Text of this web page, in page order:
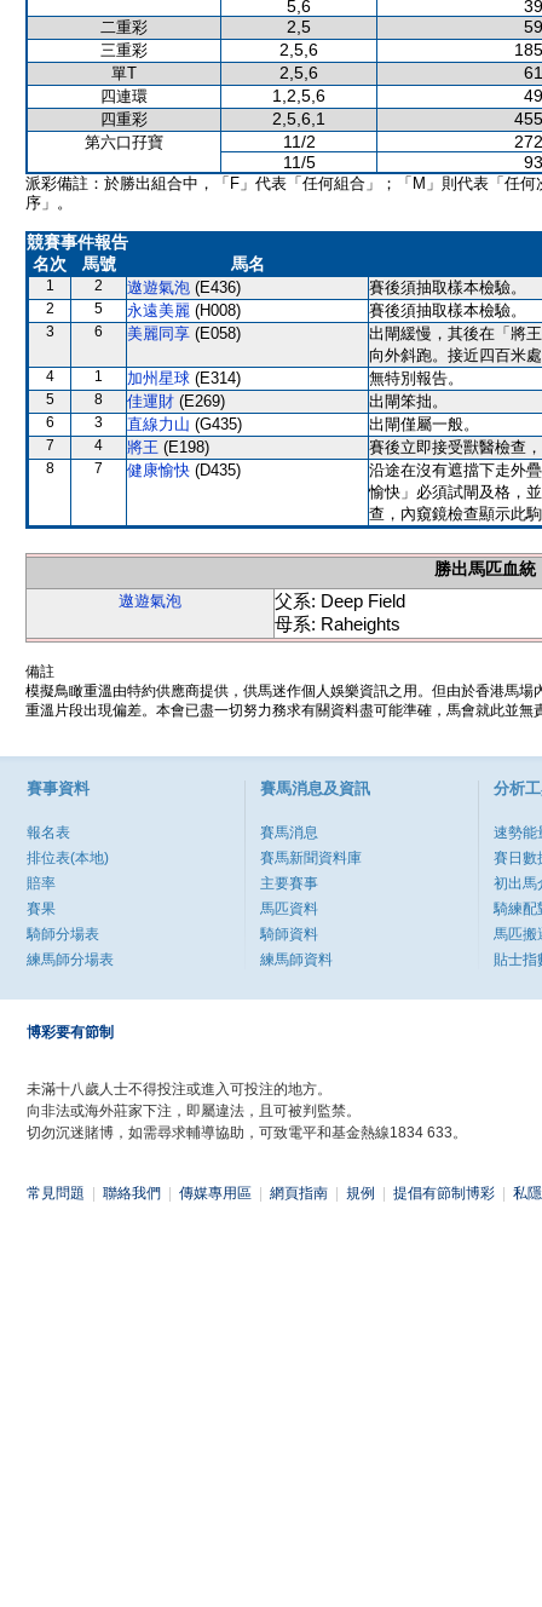
5,6
二重彩 2,5
三重彩 2,5,6
單T 2,5,6
四連環 1,2,5,6
四重彩 2,5,6,1
第六口孖寶 11/2
11/5
派彩備註：於勝出組合中，「F」代表「任何組合」；「M」則代表「任何
序」。
競賽事件報告
名次
馬號 馬名
1 2 遨遊氣泡 (E436) 賽後須抽取樣本檢驗。
2 5 永遠美麗 (H008) 賽後須抽取樣本檢驗。
3 6 美麗同享 (E058)
出閘緩慢，其後在「將
向外斜跑。接近四百米
4 1 加州星球 (E314) 無特別報告。
5 8 佳運財 (E269) 出閘笨拙。
6 3 直線力山 (G435) 出閘僅屬一般。
7 4 將王 (E198) 賽後立即接受獸醫檢查
8 7 健康愉快 (D435)
沿途在沒有遮擋下走外
愉快」必須試閘及格，
查，內窺鏡檢查顯示此
勝出馬匹血統
遨遊氣泡
父系: Deep Field
母系: Raheights
備註
模擬鳥瞰重溫由特約供應商提供，供馬迷作個人娛樂資訊之用。但由於香港馬
重溫片段出現偏差。本會已盡一切努力務求有關資料盡可能準確，馬會就此並
賽事資料
報名表
排位表(本地)
賠率
賽果
騎師分場表
練馬師分場表
賽馬消息及資訊
賽馬消息
賽馬新聞資料庫
主要賽事
馬匹資料
騎師資料
練馬師資料
分析
速勢能
賽日數
初出馬
騎練配
馬匹搬
貼士指
博彩要有節制
未滿十八歲人士不得投注或進入可投注的地方。
向非法或海外莊家下注，即屬違法，且可被判監禁。
切勿沉迷賭博，如需尋求輔導協助，可致電平和基金熱線1834 633。
常見問題 聯絡我們 傳媒專用區 網頁指南 規例 提倡有節制博彩 私